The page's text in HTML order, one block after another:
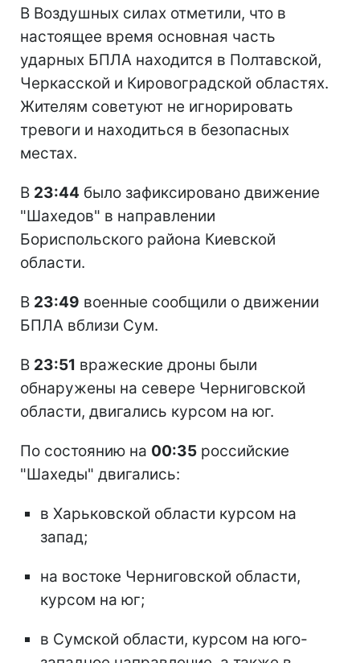
В Воздушных силах отметили, что в
настоящее время основная часть
ударных БПЛА находится в Полтавской,
Черкасской и Кировоградской областях.
Жителям советуют не игнорировать
тревоги и находиться в безопасных
местах.
В 23:44 было зафиксировано движение
"Шахедов" в направлении
Бориспольского района Киевской
области.
В 23:49 военные сообщили о движении
БПЛА вблизи Сум.
В 23:51 вражеские дроны были
обнаружены на севере Черниговской
области, двигались курсом на юг.
По состоянию на 00:35 российские
"Шахеды" двигались:
в Харьковской области курсом на
запад;
на востоке Черниговской области,
курсом на юг;
в Сумской области, курсом на юго-